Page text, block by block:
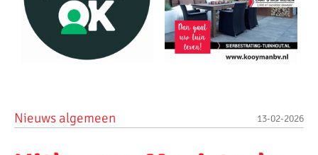
Algemeen 31-03-2026
AKU-lopers trotseren wind en kilometers op Texel
31-03-2026
Agenda jaarlijkse algemene ledenvergadering AKU op 9 april,
vervolg van 16 maart
Nieuws algemeen 13-02-2026